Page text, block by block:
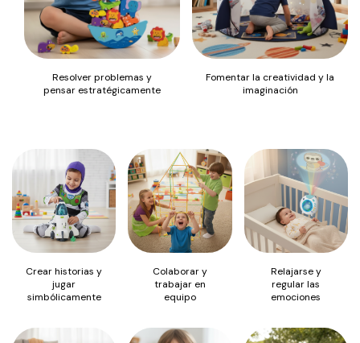
Resolver problemas y
pensar estratégicamente
Fomentar la creatividad y la
imaginación
Crear historias y
jugar
simbólicamente
Colaborar y
trabajar en
equipo
Relajarse y
regular las
emociones